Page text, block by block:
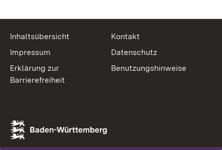
Inhaltsübersicht
Kontakt
Impressum
Datenschutz
Erklärung zur
Barrierefreiheit
Benutzungshinweise